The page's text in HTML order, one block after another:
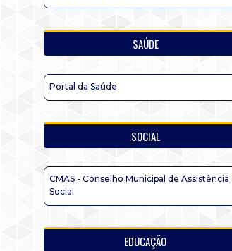
SAÚDE
Portal da Saúde
SOCIAL
CMAS - Conselho Municipal de Assistência
Social
EDUCAÇÃO